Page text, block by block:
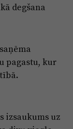
degšana
pagastu, kur
izsaukums uz